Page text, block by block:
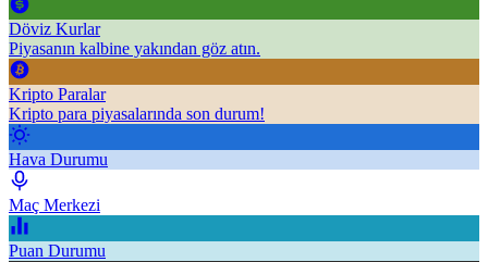
Döviz Kurlar
Piyasanın kalbine yakından göz atın.
Kripto Paralar
Kripto para piyasalarında son durum!
Hava Durumu
Maç Merkezi
Puan Durumu